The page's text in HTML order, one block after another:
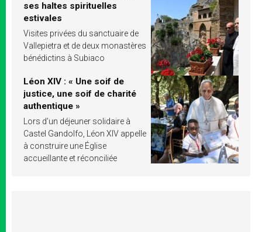
ses haltes spirituelles
estivales
Visites privées du sanctuaire de
Vallepietra et de deux monastères
bénédictins à Subiaco
Léon XIV : « Une soif de
justice, une soif de charité
authentique »
Lors d’un déjeuner solidaire à
Castel Gandolfo, Léon XIV appelle
à construire une Église
accueillante et réconciliée